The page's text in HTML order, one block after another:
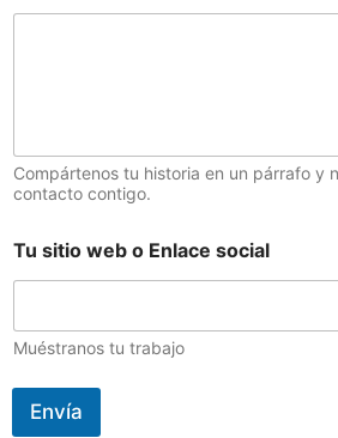
Compártenos tu historia en un párrafo y
contacto contigo.
Tu sitio web o Enlace social
Muéstranos tu trabajo
Envía